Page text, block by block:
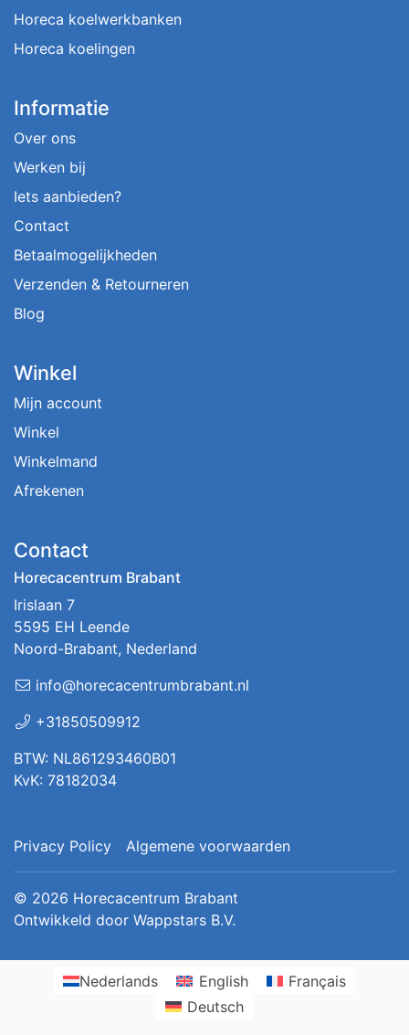
Horeca koelwerkbanken
Horeca koelingen
Informatie
Over ons
Werken bij
Iets aanbieden?
Contact
Betaalmogelijkheden
Verzenden & Retourneren
Blog
Winkel
Mijn account
Winkel
Winkelmand
Afrekenen
Contact
Horecacentrum Brabant
Irislaan 7
5595 EH Leende
Noord-Brabant, Nederland
info@horecacentrumbrabant.nl
+31850509912
BTW: NL861293460B01
KvK: 78182034
Privacy Policy Algemene voorwaarden
© 2026 Horecacentrum Brabant
Ontwikkeld door Wappstars B.V.
Nederlands English
Français
Deutsch